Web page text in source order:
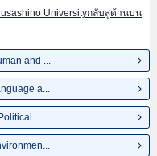
Universityกลับสู่ด้านบน
and ...
a...
...